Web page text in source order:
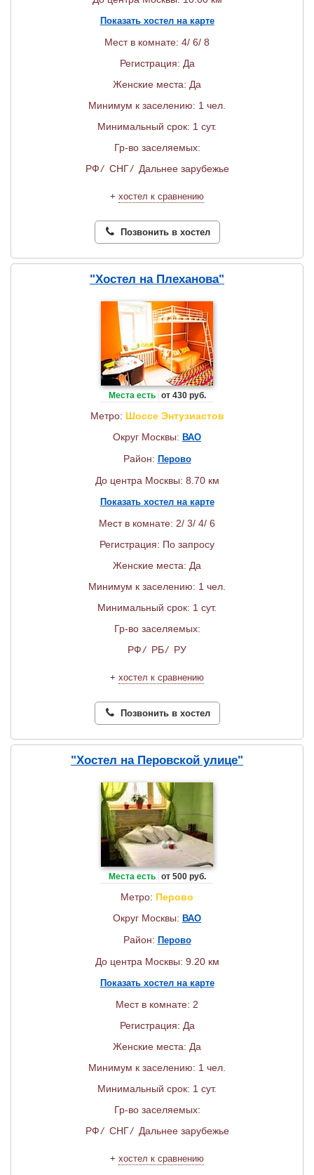
Показать хостел на карте
Мест в комнате: 4/ 6/ 8
Регистрация: Да
Женские места: Да
Минимум к заселению: 1 чел.
Минимальный срок: 1 сут.
Гр-во заселяемых:
РФ/ СНГ/ Дальнее зарубежье
+ хостел к сравнению
Позвонить в хостел
"Хостел на Плеханова"
Места есть от 430 руб.
Метро: Шоссе Энтузиастов
Округ Москвы: ВАО
Район: Перово
До центра Москвы: 8.70 км
Показать хостел на карте
Мест в комнате: 2/ 3/ 4/ 6
Регистрация: По запросу
Женские места: Да
Минимум к заселению: 1 чел.
Минимальный срок: 1 сут.
Гр-во заселяемых:
РФ/ РБ/ РУ
+ хостел к сравнению
Позвонить в хостел
"Хостел на Перовской улице"
Места есть от 500 руб.
Метро: Перово
Округ Москвы: ВАО
Район: Перово
До центра Москвы: 9.20 км
Показать хостел на карте
Мест в комнате: 2
Регистрация: Да
Женские места: Да
Минимум к заселению: 1 чел.
Минимальный срок: 1 сут.
Гр-во заселяемых:
РФ/ СНГ/ Дальнее зарубежье
+ хостел к сравнению